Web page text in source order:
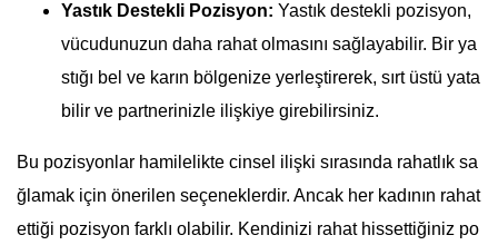
Yastık Destekli Pozisyon: Yastık destekli pozisyon,
vücudunuzun daha rahat olmasını sağlayabilir. Bir ya
stığı bel ve karın bölgenize yerleştirerek, sırt üstü yata
bilir ve partnerinizle ilişkiye girebilirsiniz.
Bu pozisyonlar hamilelikte cinsel ilişki sırasında rahatlık sa
ğlamak için önerilen seçeneklerdir. Ancak her kadının rahat
ettiği pozisyon farklı olabilir. Kendinizi rahat hissettiğiniz po